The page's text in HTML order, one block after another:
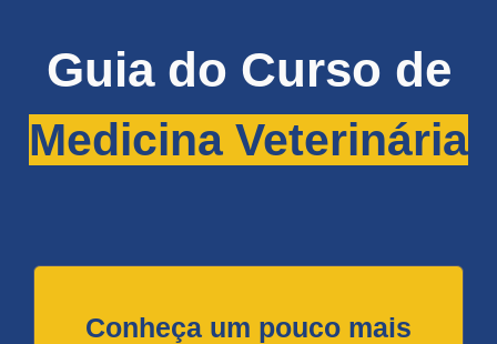
Guia do Curso de
Medicina Veterinária
Conheça um pouco mais